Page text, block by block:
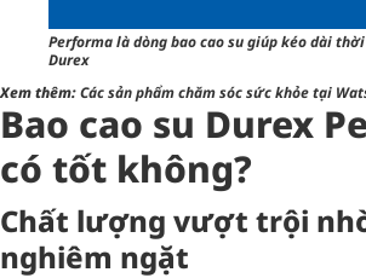
Performa là dòng bao cao su giúp kéo dài
Durex
Xem thêm:Các sản phẩm chăm sóc sức khỏe tại
Bao cao su Durex
có tốt không?
Chất lượng vượt trội
nghiêm ngặt